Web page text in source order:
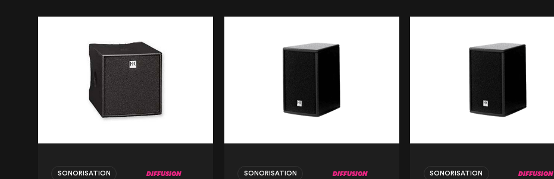
SONORISATION DIFFUSION SONORISATION DIFFUSION SONORISATION DIFFUSION